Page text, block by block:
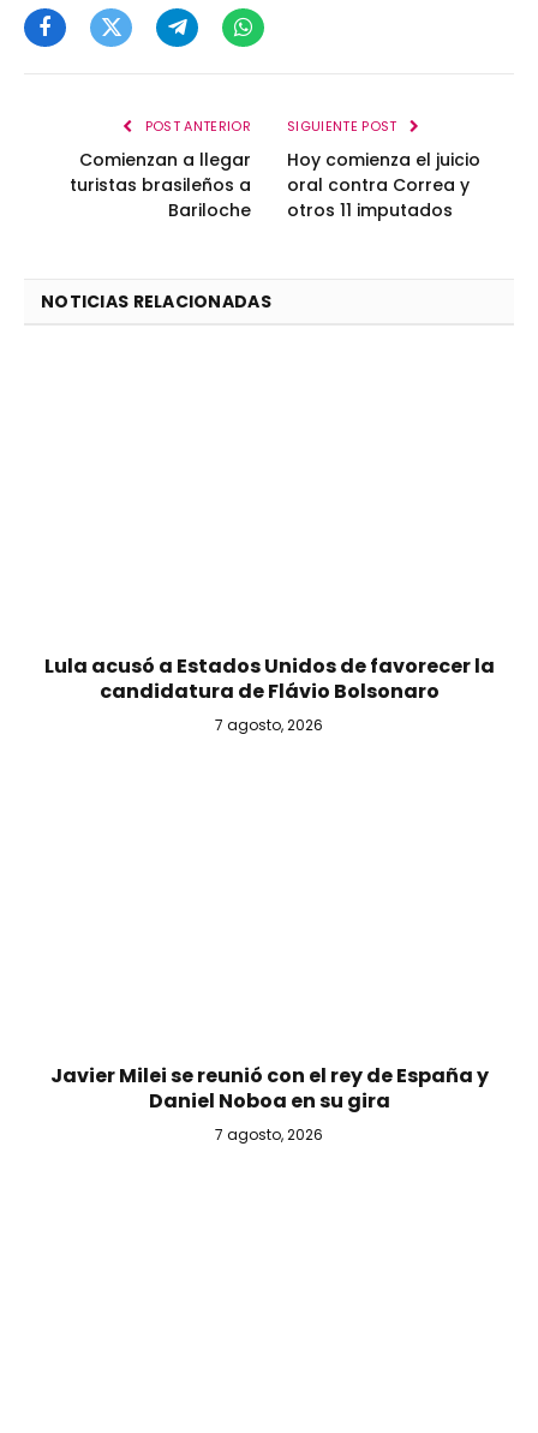
FacebookTwitterTelegramWhatsApp
POST ANTERIOR
Comienzan a llegar
turistas brasileños a
Bariloche
SIGUIENTE POST
Hoy comienza el juicio
oral contra Correa y
otros 11 imputados
NOTICIAS RELACIONADAS
Lula acusó a Estados Unidos de favorecer la
candidatura de Flávio Bolsonaro
7 agosto, 2026
Javier Milei se reunió con el rey de España y
Daniel Noboa en su gira
7 agosto, 2026